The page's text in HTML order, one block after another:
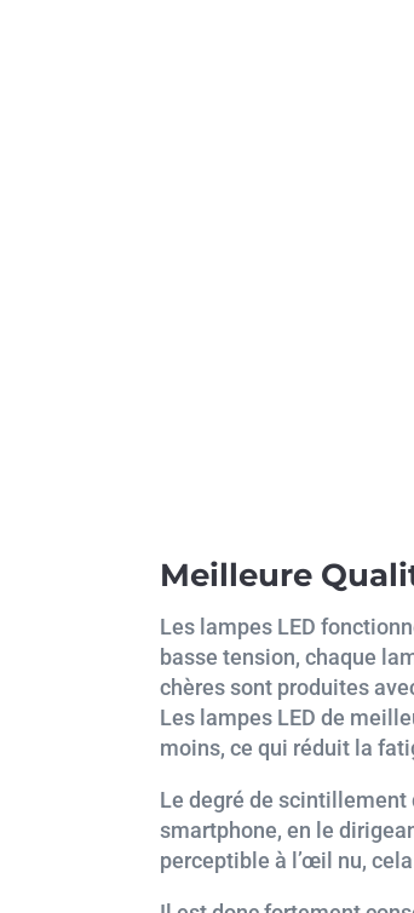
Meilleure
Les lampes LED
basse tension, chaque
chères sont produites
Les lampes LED de
moins, ce qui réduit la
Le degré de scintillement
smartphone, en le
perceptible à l’œil nu,